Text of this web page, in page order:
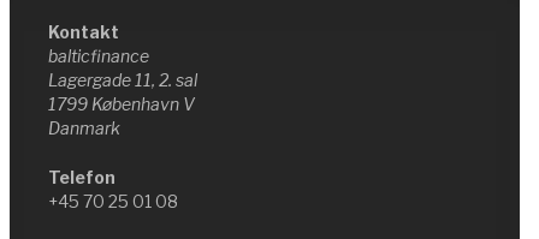
Kontakt
balticfinance
Lagergade 11, 2. sal
1799 København V
Danmark
Telefon
+45 70 25 01 08